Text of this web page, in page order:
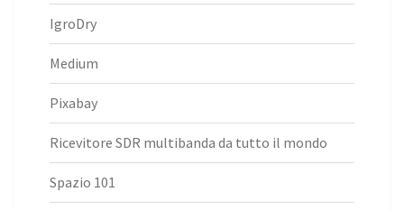
IgroDry
Medium
Pixabay
Ricevitore SDR multibanda da tutto il mondo
Spazio 101